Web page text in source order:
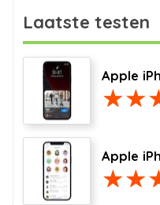
Laatste testen
Apple
Apple